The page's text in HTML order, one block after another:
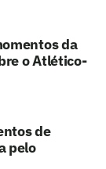
da
o Atlético-
de
pelo